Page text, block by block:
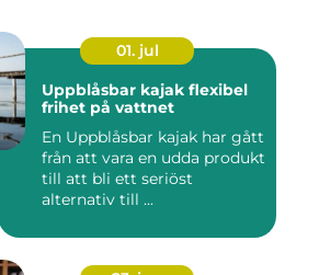
01. jul
Uppblåsbar kajak flexibel
frihet på vattnet
En Uppblåsbar kajak har gått
från att vara en udda produkt
till att bli ett seriöst
alternativ till ...